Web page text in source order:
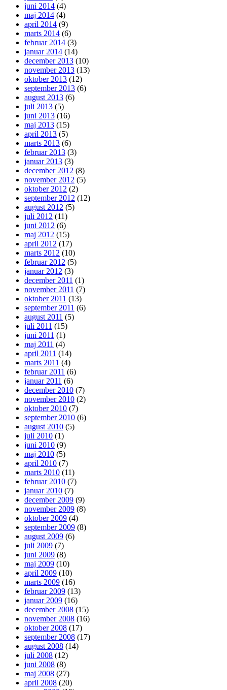
juni 2014 (4)
maj 2014 (4)
april 2014 (9)
marts 2014 (6)
februar 2014 (3)
januar 2014 (14)
december 2013 (10)
november 2013 (13)
oktober 2013 (12)
september 2013 (6)
august 2013 (6)
juli 2013 (5)
juni 2013 (16)
maj 2013 (15)
april 2013 (5)
marts 2013 (6)
februar 2013 (3)
januar 2013 (3)
december 2012 (8)
november 2012 (5)
oktober 2012 (2)
september 2012 (12)
august 2012 (5)
juli 2012 (11)
juni 2012 (6)
maj 2012 (15)
april 2012 (17)
marts 2012 (10)
februar 2012 (5)
januar 2012 (3)
december 2011 (1)
november 2011 (7)
oktober 2011 (13)
september 2011 (6)
august 2011 (5)
juli 2011 (15)
juni 2011 (1)
maj 2011 (4)
april 2011 (14)
marts 2011 (4)
februar 2011 (6)
januar 2011 (6)
december 2010 (7)
november 2010 (2)
oktober 2010 (7)
september 2010 (6)
august 2010 (5)
juli 2010 (1)
juni 2010 (9)
maj 2010 (5)
april 2010 (7)
marts 2010 (11)
februar 2010 (7)
januar 2010 (7)
december 2009 (9)
november 2009 (8)
oktober 2009 (4)
september 2009 (8)
august 2009 (6)
juli 2009 (7)
juni 2009 (8)
maj 2009 (10)
april 2009 (10)
marts 2009 (16)
februar 2009 (13)
januar 2009 (16)
december 2008 (15)
november 2008 (16)
oktober 2008 (17)
september 2008 (17)
august 2008 (14)
juli 2008 (12)
juni 2008 (8)
maj 2008 (27)
april 2008 (20)